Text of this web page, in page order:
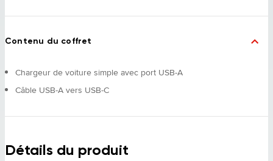
Contenu du coffret
Chargeur de voiture simple avec port USB-A
Câble USB-A vers USB-C
Détails du produit